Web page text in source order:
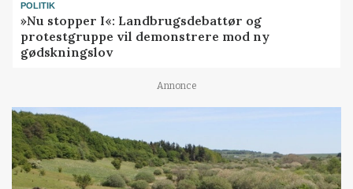
POLITIK
»Nu stopper I«: Landbrugsdebattør og
protestgruppe vil demonstrere mod ny
gødskningslov
Annonce